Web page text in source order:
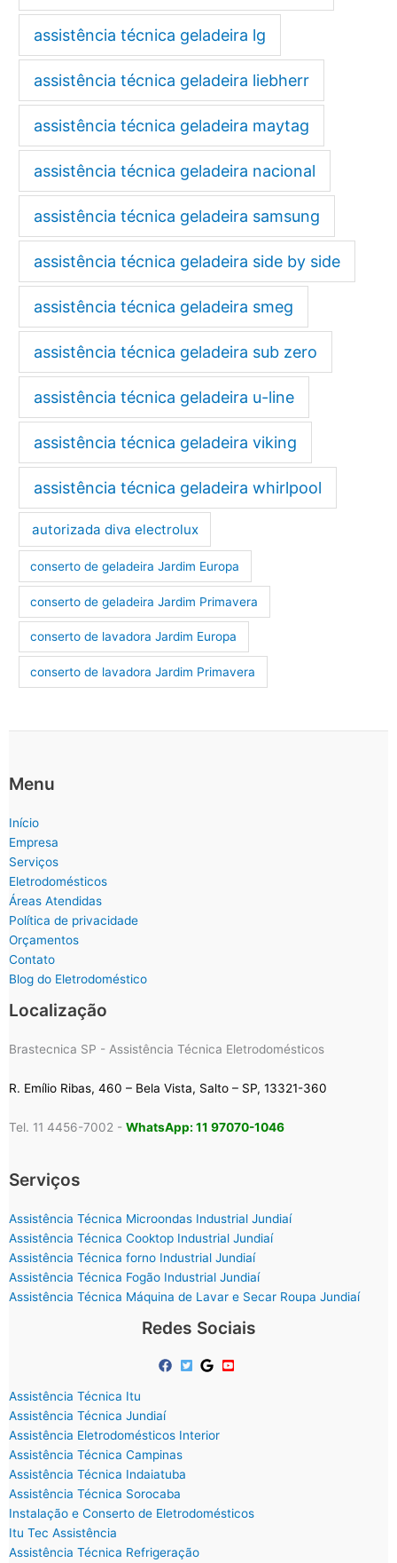
assistência técnica geladeira lg
assistência técnica geladeira liebherr
assistência técnica geladeira maytag
assistência técnica geladeira nacional
assistência técnica geladeira samsung
assistência técnica geladeira side by side
assistência técnica geladeira smeg
assistência técnica geladeira sub zero
assistência técnica geladeira u-line
assistência técnica geladeira viking
assistência técnica geladeira whirlpool
autorizada diva electrolux
conserto de geladeira Jardim Europa
conserto de geladeira Jardim Primavera
conserto de lavadora Jardim Europa
conserto de lavadora Jardim Primavera
Menu
Início
Empresa
Serviços
Eletrodomésticos
Áreas Atendidas
Política de privacidade
Orçamentos
Contato
Blog do Eletrodoméstico
Localização
Brastecnica SP - Assistência Técnica Eletrodomésticos
R. Emílio Ribas, 460 – Bela Vista, Salto – SP, 13321-360
Tel. 11 4456-7002 - WhatsApp: 11 97070-1046
Serviços
Assistência Técnica Microondas Industrial Jundiaí
Assistência Técnica Cooktop Industrial Jundiaí
Assistência Técnica forno Industrial Jundiaí
Assistência Técnica Fogão Industrial Jundiaí
Assistência Técnica Máquina de Lavar e Secar Roupa Jundiaí
Redes Sociais
Assistência Técnica Itu
Assistência Técnica Jundiaí
Assistência Eletrodomésticos Interior
Assistência Técnica Campinas
Assistência Técnica Indaiatuba
Assistência Técnica Sorocaba
Instalação e Conserto de Eletrodomésticos
Itu Tec Assistência
Assistência Técnica Refrigeração